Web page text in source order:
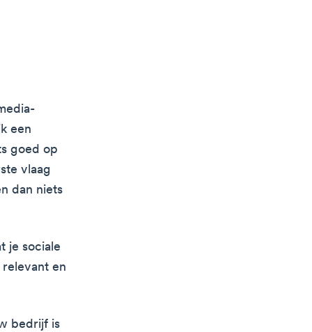
een
goed op
vlaag
dan niets
je sociale
en
bedrijf is